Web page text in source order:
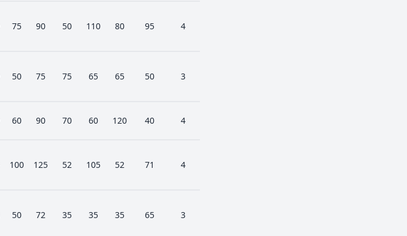
75 90 50 110 80 95 4
50 75 75 65 65 50 3
60 90 70 60 120 40 4
100 125 52 105 52 71 4
50 72 35 35 35 65 3